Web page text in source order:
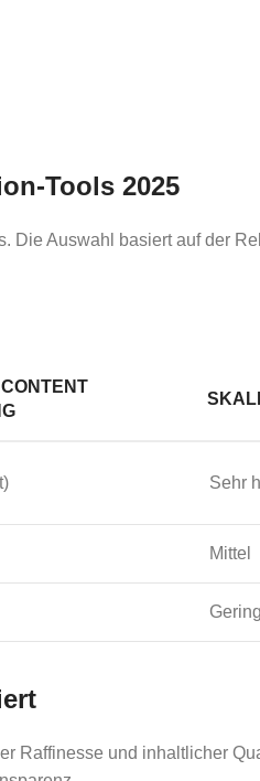
Tools 2025
Die Auswahl basiert auf der
Sehr
Mittel
Gering
Raffinesse und inhaltlicher